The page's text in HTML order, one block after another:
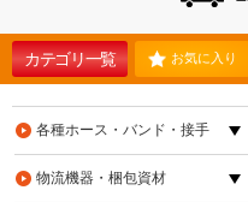
カテゴリ一覧 お気に入り
各種ホース・バンド・接手
物流機器・梱包資材